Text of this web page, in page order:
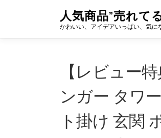
ン
人気商品”売れて
かわいい、アイデアいっぱい、気に
【レビュー
ンガー タワ
ト掛け 玄関